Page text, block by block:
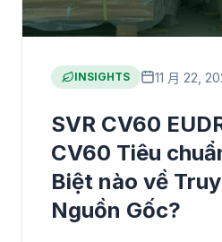
INSIGHTS 11 月 22,
SVR CV60
CV60 Tiêu
Biệt nào về
Nguồn Gốc?